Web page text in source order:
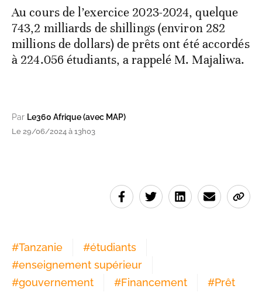
Au cours de l’exercice 2023-2024, quelque
743,2 milliards de shillings (environ 282
millions de dollars) de prêts ont été accordés
à 224.056 étudiants, a rappelé M. Majaliwa.
Par Le360 Afrique (avec MAP)
Le 29/06/2024 à 13h03
#Tanzanie #étudiants
#enseignement supérieur
#gouvernement #Financement #Prêt